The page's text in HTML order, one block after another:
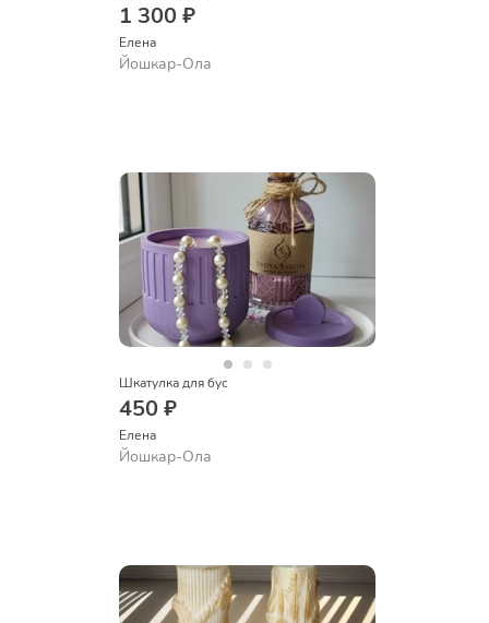
1 300 ₽
Елена
Йошкар-Ола
Шкатулка для бус
450 ₽
Елена
Йошкар-Ола